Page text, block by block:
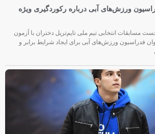
ورزش‌های آبی درباره رکوردگیری ویژه
مسابقات انتخابی تیم ملی تایم‌تریل دختران با آزمون
فدراسیون ورزش‌های آبی برای ایجاد شرایط برابر و